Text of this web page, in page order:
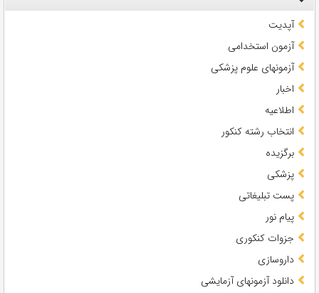
آپدیت
آزمون استخدامی
آزمونهای علوم پزشکی
اخبار
اطلاعیه
انتخاب رشته کنکور
برگزیده
پزشکی
پست تبلیغاتی
پیام نور
جزوات کنکوری
داروسازی
دانلود آزمونهای آزمایشی